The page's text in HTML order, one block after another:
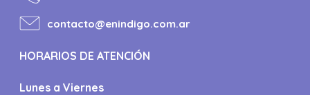
contacto@enindigo.com.ar
HORARIOS DE ATENCIÓN
Lunes a Viernes